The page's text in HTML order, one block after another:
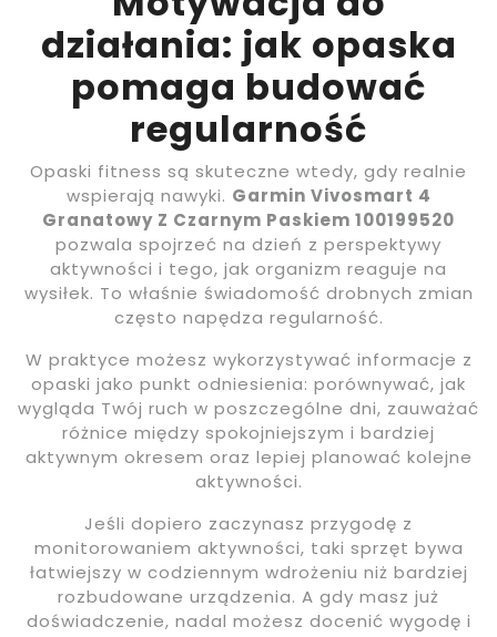
działania: jak opaska
pomaga budować
regularność
Opaski fitness są skuteczne wtedy, gdy realnie
wspierają nawyki. Garmin Vivosmart 4
Granatowy Z Czarnym Paskiem 100199520
pozwala spojrzeć na dzień z perspektywy
aktywności i tego, jak organizm reaguje na
wysiłek. To właśnie świadomość drobnych zmian
często napędza regularność.
W praktyce możesz wykorzystywać informacje z
opaski jako punkt odniesienia: porównywać, jak
wygląda Twój ruch w poszczególne dni, zauważać
różnice między spokojniejszym i bardziej
aktywnym okresem oraz lepiej planować kolejne
aktywności.
Jeśli dopiero zaczynasz przygodę z
monitorowaniem aktywności, taki sprzęt bywa
łatwiejszy w codziennym wdrożeniu niż bardziej
rozbudowane urządzenia. A gdy masz już
doświadczenie, nadal możesz docenić wygodę i